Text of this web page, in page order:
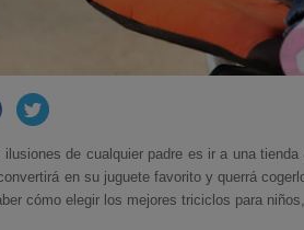
ilusiones de cualquier padre es ir a una
en su juguete favorito y querrá
cómo elegir los mejores triciclos para